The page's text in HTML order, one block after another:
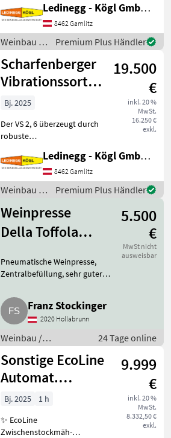
Abbeeren, komplett aus
Edelstahl Beschreibung: Die
Scharfenberger Euro Select
wurde für ein besonders
Ledinegg - Kögl GmbH - Obst- und Weinbautechnik
8462 Gamlitz
Weinbau /
Scharfenberger
Premium Plus Händler
Scharfenberger
Vibrationssortiertisch
VS 2,6
19.500
€
inkl. 20 %
MwSt.
16.250 €
exkl.
Bj. 2025
Der VS 2, 6 überzeugt durch
robuste
Leistungsfähigkeit und
praxisgerechte Ausstattung.
Mit seiner flexiblen
Bauweise und der
Vibrationsaustr
Ledinegg - Kögl GmbH - Obst- und Weinbautechnik
8462 Gamlitz
Weinbau /
Premium Plus Händler
Weinpresse
Della Toffola
5.500
€
MwSt nicht
ausweisbar
Pneumatische Weinpresse,
Zentralbefüllung, sehr guter
Weinbau Kellereimaschinen
Franz Stockinger
2020 Hollabrunn
Weinbau /
Kellereimaschinen
24 Tage online
Sonstige EcoLine
Automat.
Zwischenstockmäher
Ostraticky
9.999
€
inkl. 20 %
MwSt.
8.332,50 €
exkl.
Bj. 2025
1 h
✨ EcoLine
Zwischenstockmäh-